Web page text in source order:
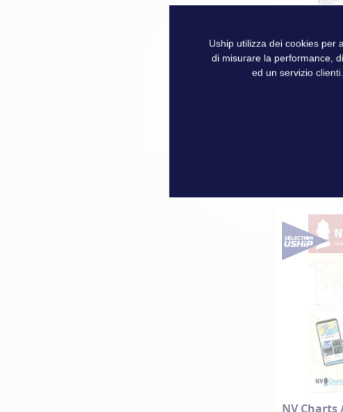
NV Charts
NV Charts
Uship utilizza dei cookies per
di misurare la performance,
ed un servizio